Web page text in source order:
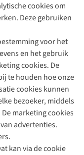
cookies om
Deze gebruiken
voor het
en het gebruik
cookies. De
te houden hoe onze
cookies kunnen
bezoeker, middels
marketing cookies
advertenties.
kan via de cookie